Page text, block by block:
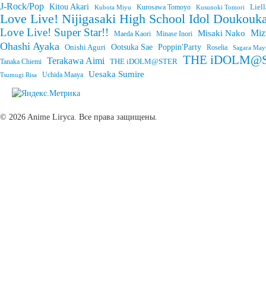
J-Rock/Pop Kitou Akari Kubota Miyu Kurosawa Tomoyo Kusunoki Tomori
Love Live! Nijigasaki High School Idol
Love Live! Super Star!! Maeda Kaori Minase Inori Misaki Nako
Ohashi Ayaka Onishi Aguri Ootsuka Sae Poppin'Party Roselia Sagara
Tanaka Chiemi Terakawa Aimi THE iDOLM@STER THE
Tsumugi Risa Uchida Maaya Uesaka Sumire
© 2026 Anime Liryca. Все права защищены.